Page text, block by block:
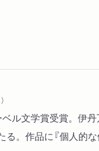
ル文学賞受賞。伊
。作品に『個人的な